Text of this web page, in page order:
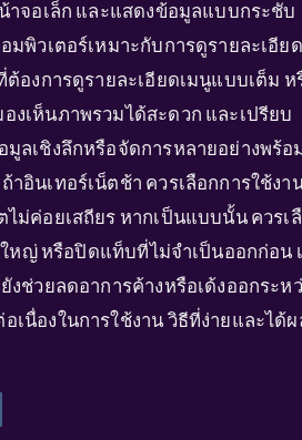
าจอเล็ก และแสดงข้อมูลแบบกระชับ
มพิวเตอร์เหมาะกับการดูรายละเอียด
องการดูรายละเอียดเมนูแบบเต็ม ห
เห็นภาพรวมได้สะดวก และเปรียบ
ลเชิงลึกหรือจัดการหลายอย่างพร้อ
อินเทอร์เน็ตช้า ควรเลือกการใช้งา
ม่ค่อยเสถียร หากเป็นแบบนั้น ควรเ
หญ่ หรือปิดแท็บที่ไม่จำเป็นออกก่อน
ช่วยลดอาการค้างหรือเด้งออกระห
เนื่องในการใช้งาน วิธีที่ง่ายและได้ผ